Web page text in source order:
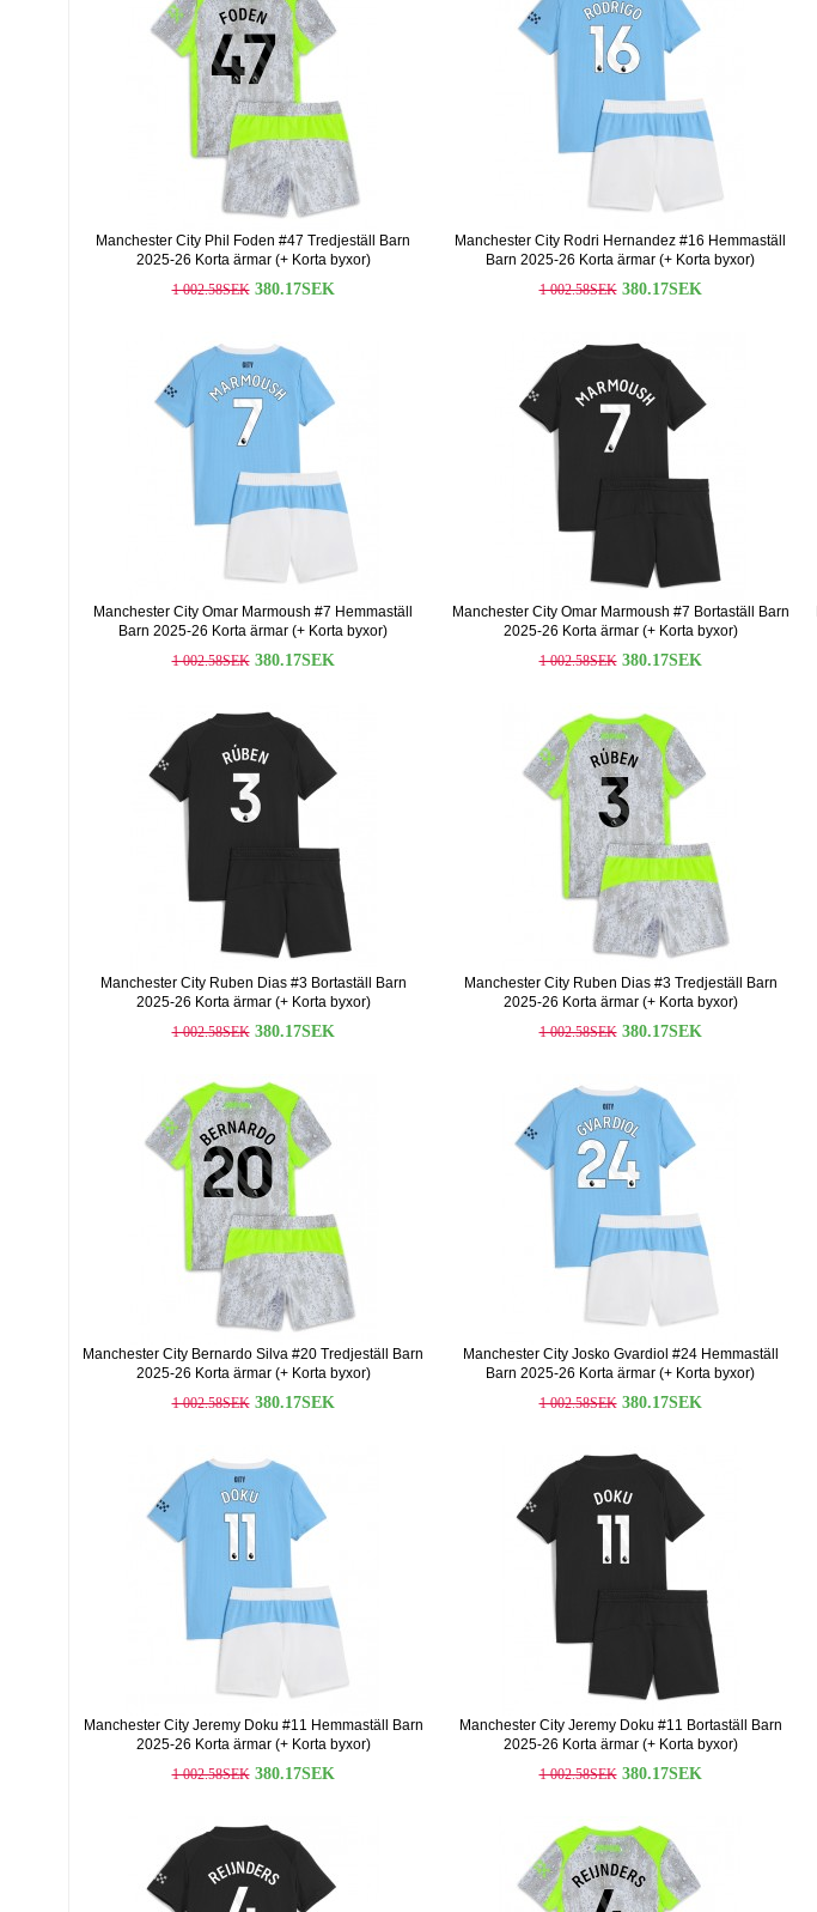
Manchester City Phil Foden #47 Tredjeställ Barn
2025-26 Korta ärmar (+ Korta byxor)
1 002.58SEK 380.17SEK
Manchester City Rodri Hernandez #16 Hemmaställ
Barn 2025-26 Korta ärmar (+ Korta byxor)
1 002.58SEK 380.17SEK
Manchester City Omar Marmoush #7 Hemmaställ
Barn 2025-26 Korta ärmar (+ Korta byxor)
1 002.58SEK 380.17SEK
Manchester City Omar Marmoush #7 Bortaställ Barn
2025-26 Korta ärmar (+ Korta byxor)
1 002.58SEK 380.17SEK
Manchester City Ruben Dias #3 Bortaställ Barn
2025-26 Korta ärmar (+ Korta byxor)
1 002.58SEK 380.17SEK
Manchester City Ruben Dias #3 Tredjeställ Barn
2025-26 Korta ärmar (+ Korta byxor)
1 002.58SEK 380.17SEK
Manchester City Bernardo Silva #20 Tredjeställ Barn
2025-26 Korta ärmar (+ Korta byxor)
1 002.58SEK 380.17SEK
Manchester City Josko Gvardiol #24 Hemmaställ
Barn 2025-26 Korta ärmar (+ Korta byxor)
1 002.58SEK 380.17SEK
Manchester City Jeremy Doku #11 Hemmaställ Barn
2025-26 Korta ärmar (+ Korta byxor)
1 002.58SEK 380.17SEK
Manchester City Jeremy Doku #11 Bortaställ Barn
2025-26 Korta ärmar (+ Korta byxor)
1 002.58SEK 380.17SEK